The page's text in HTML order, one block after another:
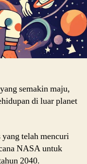
semakin maju,
di luar planet
yang telah mencuri
NASA untuk
2040.